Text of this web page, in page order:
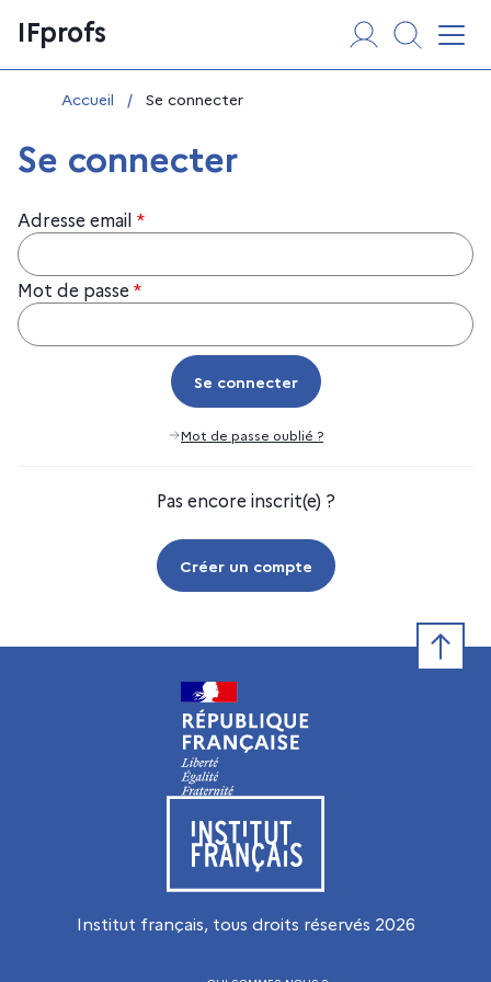
au
contenu
IFprofs
Vous êtes ici :
Accueil / Se connecter
Se connecter
Adresse email *
Mot de passe *
Se connecter
Se connecter
Mot de passe oublié ?
Pas encore inscrit(e) ?
Créer un compte
Visiter le site de l’Institut français
Institut français, tous droits réservés 2026